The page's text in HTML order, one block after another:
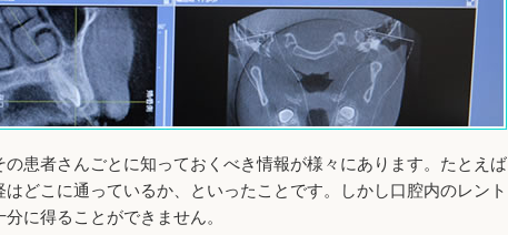
患者さんごとに知っておくべき情報が様々にあります。たとえば
どこに通っているか、といったことです。しかし口腔内のレント
に得ることができません。